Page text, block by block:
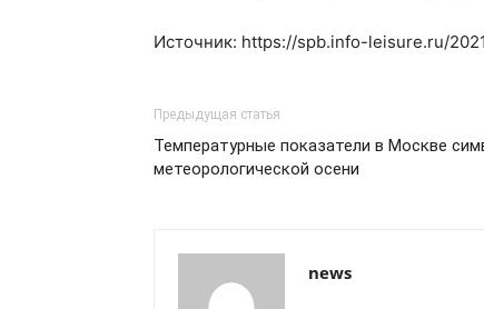
Источник: https://spb.info-leisure.ru/
Предыдущая статья
Температурные показатели в Москве
метеорологической осени
news